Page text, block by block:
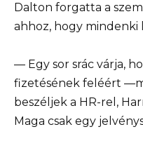
Dalton forgatta a
ahhoz, hogy mindenki
— Egy sor srác várja,
fizetésének feléért
beszéljek a HR-rel,
Maga csak egy